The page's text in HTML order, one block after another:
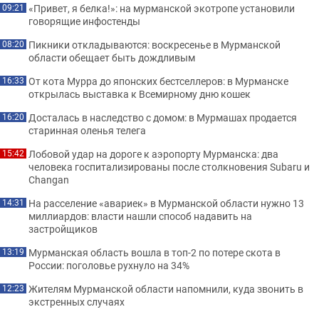
09:21 «Привет, я белка!»: на мурманской экотропе установили
говорящие инфостенды
08:20 Пикники откладываются: воскресенье в Мурманской
области обещает быть дождливым
16:33 От кота Мурра до японских бестселлеров: в Мурманске
открылась выставка к Всемирному дню кошек
16:20 Досталась в наследство с домом: в Мурмашах продается
старинная оленья телега
15:42 Лобовой удар на дороге к аэропорту Мурманска: два
человека госпитализированы после столкновения Subaru и
Changan
14:31 На расселение «авариек» в Мурманской области нужно 13
миллиардов: власти нашли способ надавить на
застройщиков
13:19 Мурманская область вошла в топ-2 по потере скота в
России: поголовье рухнуло на 34%
12:23 Жителям Мурманской области напомнили, куда звонить в
экстренных случаях